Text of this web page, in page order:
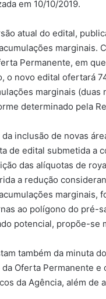
em 10/10/2019.
atual do edital,
marginais.
Permanente, em
o novo edital ofertará
marginais (duas
determinado pela
da inclusão de novas
de edital submetida a
das alíquotas de
a redução
marginais,
ao polígono do pré-
potencial, propõe-se
também da minuta
da Oferta Permanente
da Agência, além de